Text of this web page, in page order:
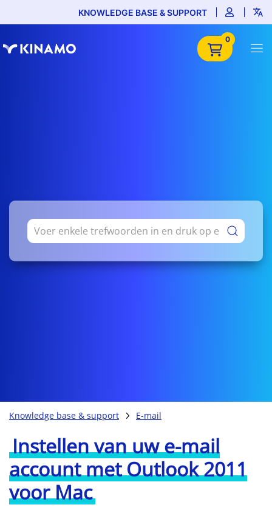
KNOWLEDGE BASE & SUPPORT
0
Knowledge base & support E-mail
Instellen van uw e-mail
account met Outlook 2011
voor Mac